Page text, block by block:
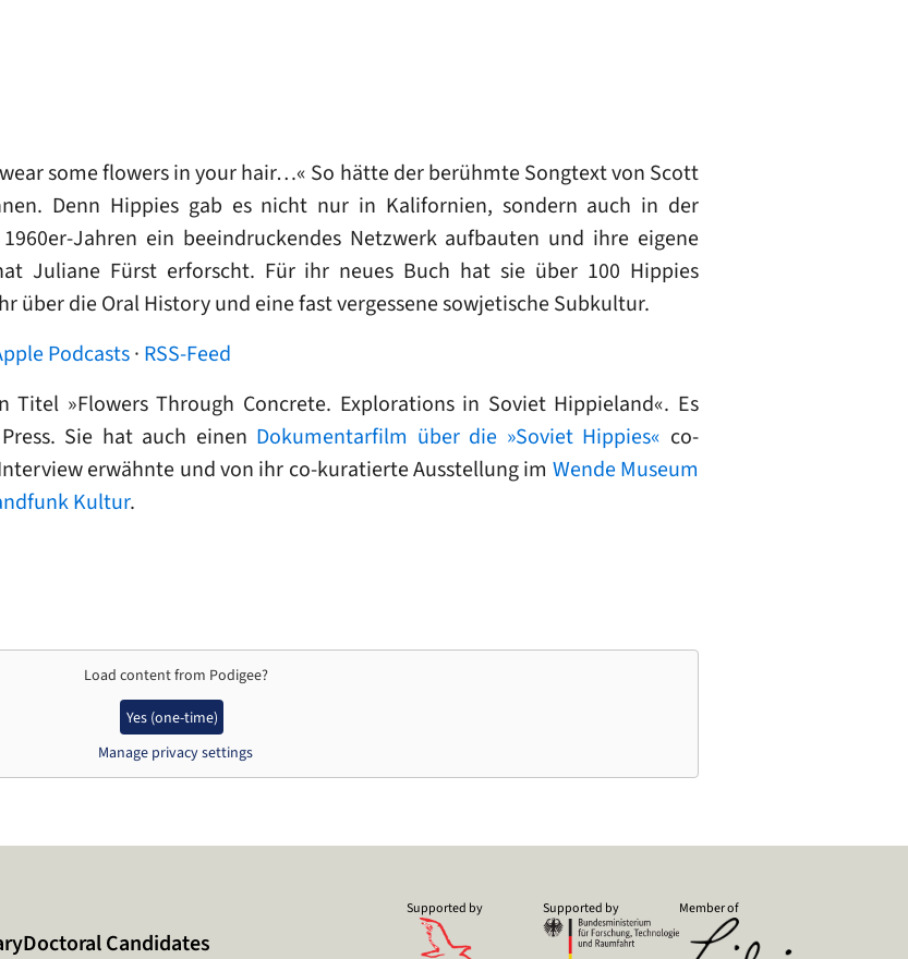
some flowers in your hair…« So hätte der berühmte Songtext von Scott
Denn Hippies gab es nicht nur in Kalifornien, sondern auch in der
Jahren ein beeindruckendes Netzwerk aufbauten und ihre eigene
Juliane Fürst erforscht. Für ihr neues Buch hat sie über 100 Hippies
über die Oral History und eine fast vergessene sowjetische Subkultur.
Podcasts· RSS-Feed
Titel »Flowers Through Concrete. Explorations in Soviet Hippieland«. Es
Sie hat auch einen Dokumentarfilm über die »Soviet Hippies« co-
erwähnte und von ihr co-kuratierte Ausstellung im Wende Museum
Kultur.
Load content from Podigee?
Yes (one-time)
Manage privacy settings
Doctoral Candidates
Supported by Supported by Member of